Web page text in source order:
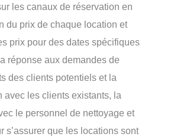
les canaux de réservation en
du prix de chaque location et
prix pour des dates spécifiques
réponse aux demandes de
des clients potentiels et la
avec les clients existants, la
le personnel de nettoyage et
s’assurer que les locations sont